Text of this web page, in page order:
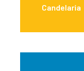
Candelaria